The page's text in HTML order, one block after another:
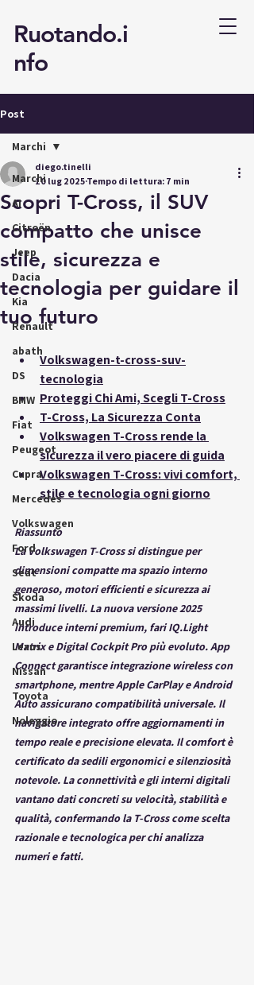
Ruotando.i
nfo
Post
Marchi
AI
Citroën
Jeep
Dacia
Kia
Renault
abath
DS
BMW
Fiat
Peugeot
Cupra
Mercedes
Volkswagen
Ford
Seat
Škoda
Audi
Lexus
Nissan
Toyota
Noleggio
Marchi
Scopri T-Cross, il SUV
compatto che unisce
stile, sicurezza e
tecnologia per guidare il
tuo futuro
diego.tinelli
10 lug 2025Tempo di lettura: 7 min
Volkswagen-t-cross-suv-
tecnologia
Proteggi Chi Ami, Scegli T-Cross
T-Cross, La Sicurezza Conta
Volkswagen T-Cross rende la
sicurezza il vero piacere di guida
Volkswagen T-Cross: vivi comfort,
stile e tecnologia ogni giorno
Riassunto
La Volkswagen T-Cross si distingue per
dimensioni compatte ma spazio interno
generoso, motori efficienti e sicurezza ai
massimi livelli. La nuova versione 2025
introduce interni premium, fari IQ.Light
Matrix e Digital Cockpit Pro più evoluto. App
Connect garantisce integrazione wireless con
smartphone, mentre Apple CarPlay e Android
Auto assicurano compatibilità universale. Il
navigatore integrato offre aggiornamenti in
tempo reale e precisione elevata. Il comfort è
certificato da sedili ergonomici e silenziosità
notevole. La connettività e gli interni digitali
vantano dati concreti su velocità, stabilità e
qualità, confermando la T-Cross come scelta
razionale e tecnologica per chi analizza
numeri e fatti.